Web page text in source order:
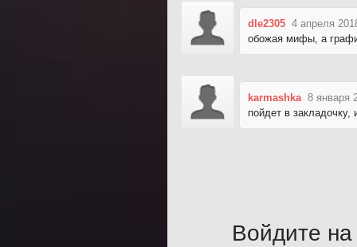
dle2305 4 апреля
обожая мифы, а
karmashka 8 января
пойдет в закладочку,
Войдите на